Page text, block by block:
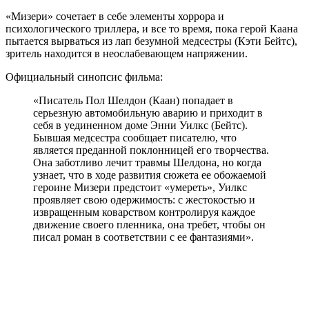
«Мизери» сочетает в себе элементы хоррора и
психологического триллера, и все то время, пока герой Каана
пытается вырваться из лап безумной медсестры (Кэти Бейтс),
зритель находится в неослабевающем напряжении.
Официальный синопсис фильма:
«Писатель Пол Шелдон (Каан) попадает в
серьезную автомобильную аварию и приходит в
себя в уединенном доме Энни Уилкс (Бейтс).
Бывшая медсестра сообщает писателю, что
является преданной поклонницей его творчества.
Она заботливо лечит травмы Шелдона, но когда
узнает, что в ходе развития сюжета ее обожаемой
героине Мизери предстоит «умереть», Уилкс
проявляет свою одержимость: с жестокостью и
извращенным коварством контролируя каждое
движение своего пленника, она требет, чтобы он
писал роман в соответствии с ее фантазиями».